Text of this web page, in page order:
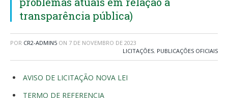
transparência pública)
POR CR2-ADMIN5 ON 7 DE NOVEMBRO DE 2023
LICITAÇÕES, PUBLICAÇÕES OFICIAIS
AVISO DE LICITAÇÃO NOVA LEI
TERMO DE REFERENCIA